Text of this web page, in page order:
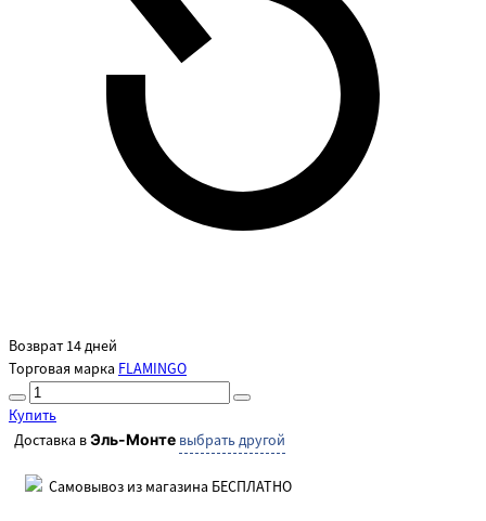
Возврат 14 дней
Торговая марка FLAMINGO
Купить
Доставка вЭль-Монте выбрать другой
Самовывоз из магазина БЕСПЛАТНО